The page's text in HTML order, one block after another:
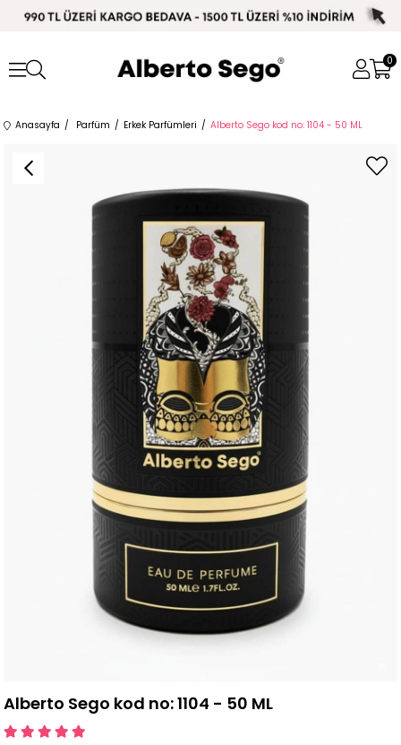
0
Anasayfa Parfüm Erkek Parfümleri Alberto Sego kod no: 1104 - 50 ML
Alberto Sego kod no: 1104 - 50 ML